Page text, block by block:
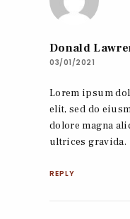
Donald
03/01/2021
Lorem ipsum
elit, sed do
dolore magna
ultrices gravida.
REPLY